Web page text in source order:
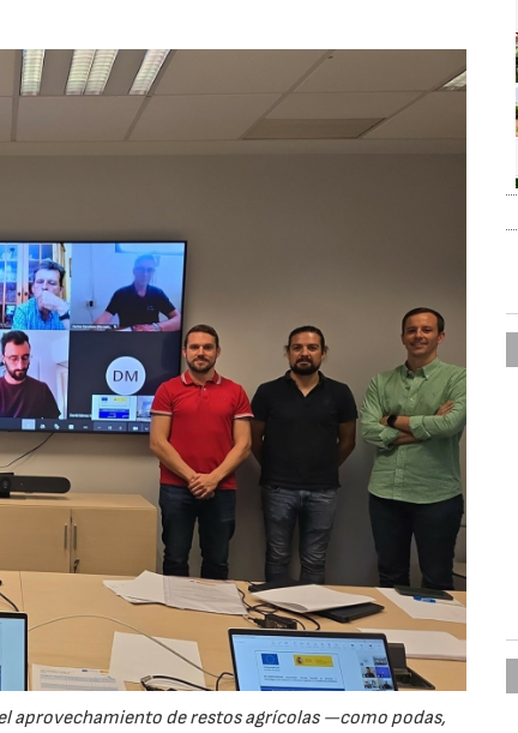
aprovechamiento de restos agrícolas —como podas,